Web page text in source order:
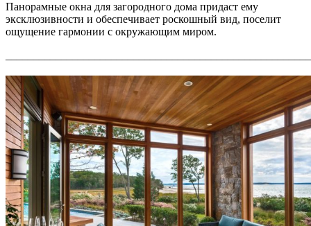
Панорамные окна для загородного дома придаст ему
эксклюзивности и обеспечивает роскошный вид, поселит
ощущение гармонии с окружающим миром.